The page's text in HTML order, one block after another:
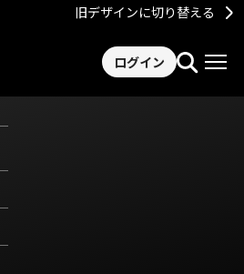
旧デザインに切り替える
ログイン